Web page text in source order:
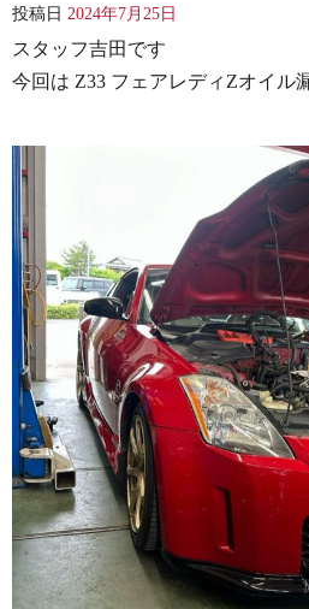
投稿日 2024年7月25日
スタッフ吉田です
今回は Z33 フェアレディZオイル